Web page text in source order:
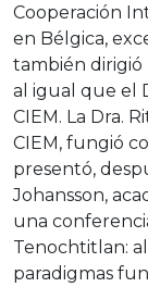
Cooperación
en Bélgica,
también dirigió
al igual que el
CIEM. La Dra.
CIEM, fungió
presentó,
Johansson,
una
Tenochtitlan:
paradigmas